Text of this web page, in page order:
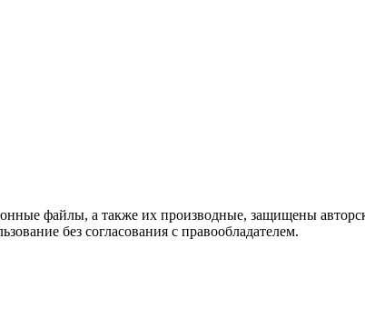
файлы, а также их производные, защищены
без согласования с правообладателем.